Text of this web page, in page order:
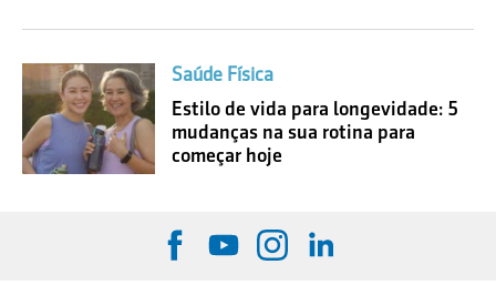
Saúde Física
Estilo de vida para longevidade: 5
mudanças na sua rotina para
começar hoje